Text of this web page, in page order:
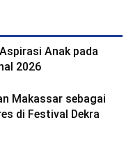
Anak pada
2026
Makassar sebagai
di Festival Dekra